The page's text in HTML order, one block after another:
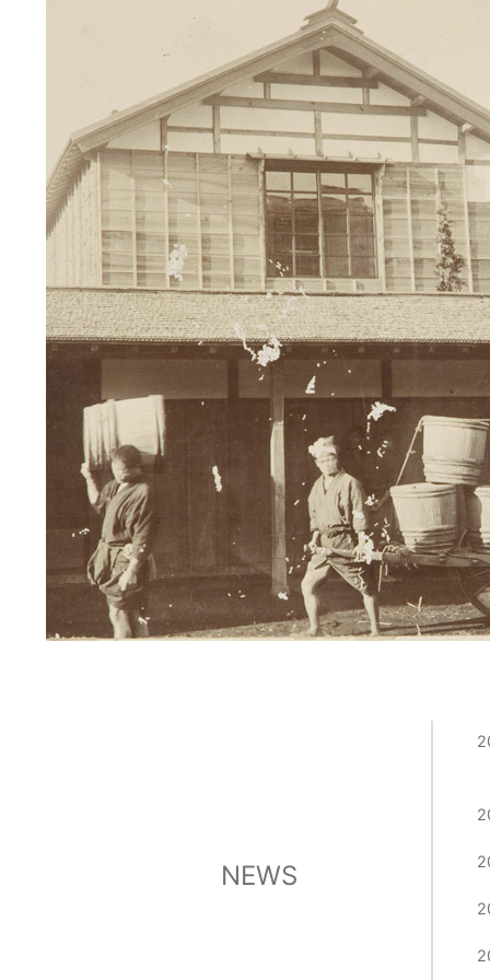
NEWS